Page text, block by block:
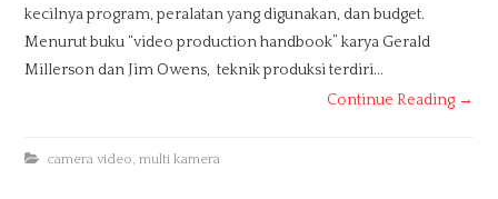
kecilnya program, peralatan yang digunakan, dan budget.
Menurut buku “video production handbook” karya Gerald
Millerson dan Jim Owens, teknik produksi terdiri...
Continue Reading →
camera video,multi kamera